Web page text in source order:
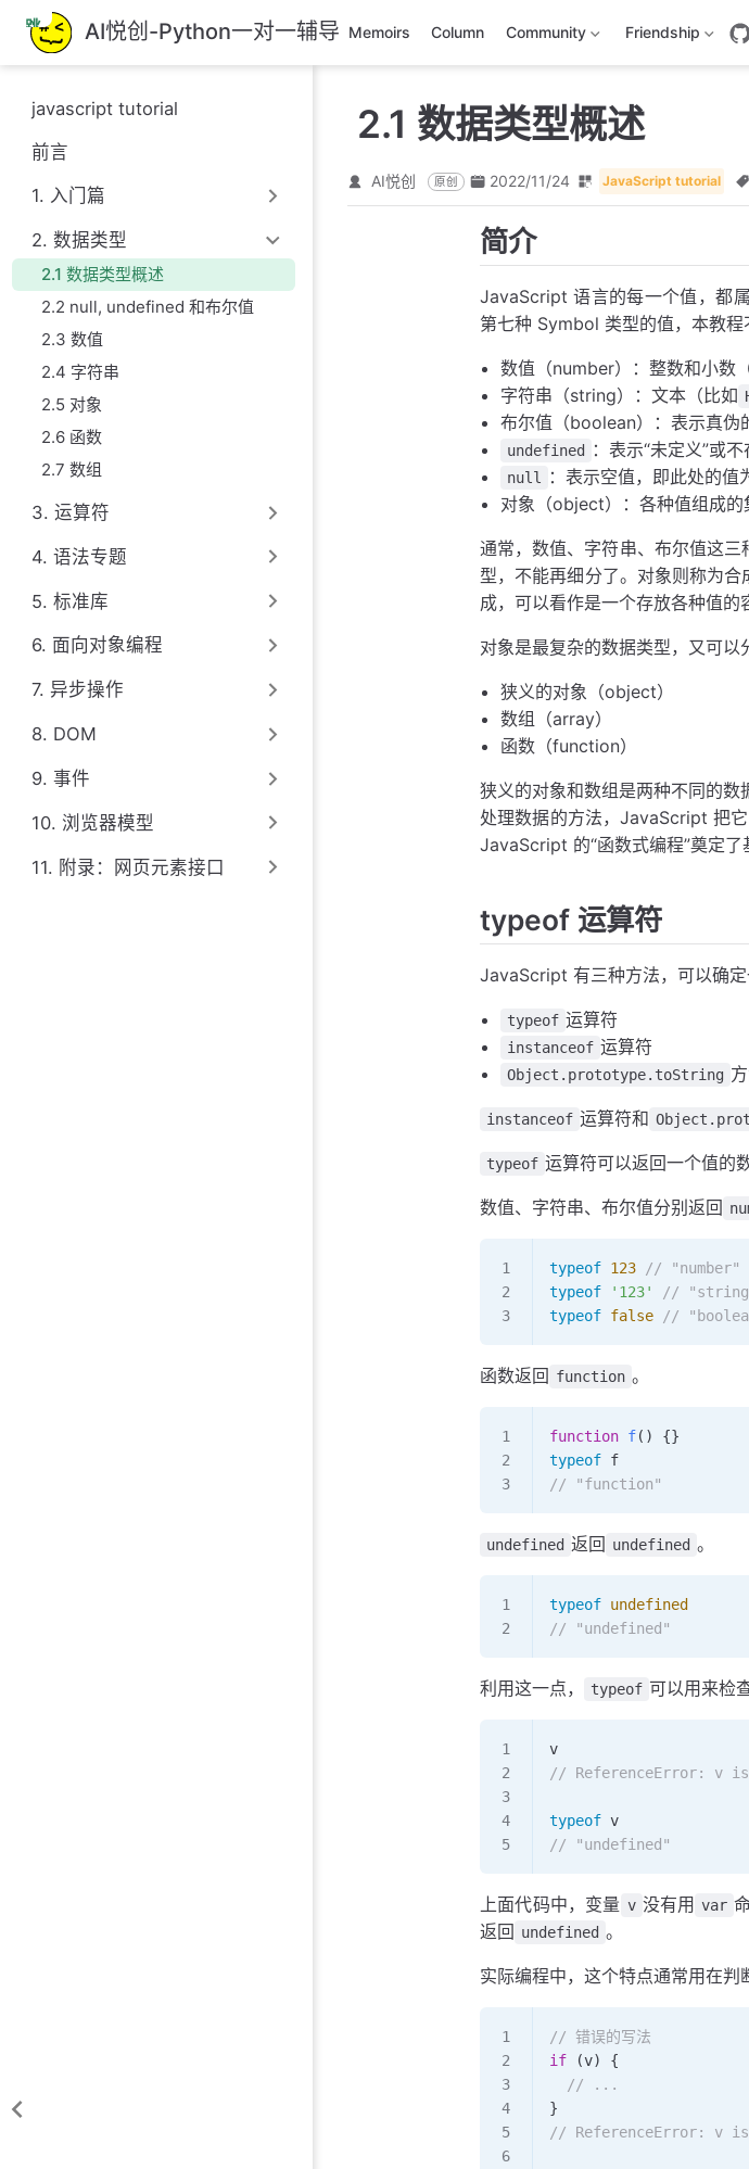
跳
至
主
內
容
AI悦创-Python一对一辅导 Memoirs Column Community Friendship
javascript tutorial
前言
1. 入门篇
2. 数据类型
2.1 数据类型概述
2.2 null, undefined 和布尔值
2.3 数值
2.4 字符串
2.5 对象
2.6 函数
2.7 数组
3. 运算符
4. 语法专题
5. 标准库
6. 面向对象编程
7. 异步操作
8. DOM
9. 事件
10. 浏览器模型
11. 附录：网页元素接口
2.1 数据类型概述
AI悦创 原创 2022/11/24 JavaScript tutorial
简介
JavaScript 语言的每一个值，都
第七种 Symbol 类型的值，本教程
数值（number）：整数和小数
字符串（string）：文本（比如
布尔值（boolean）：表示真伪
undefined ：表示“未定义”或
null
：表示空值，即此处的值
对象（object）：各种值组成的
通常，数值、字符串、布尔值这
型，不能再细分了。对象则称为
成，可以看作是一个存放各种值的
对象是最复杂的数据类型，又可以
狭义的对象（object）
数组（array）
函数（function）
狭义的对象和数组是两种不同的数
处理数据的方法，JavaScript 把
JavaScript 的“函数式编程”奠定了
typeof 运算符
JavaScript 有三种方法，可以确定
typeof 运算符
instanceof 运算符
Object.prototype.toString
instanceof 运算符和
typeof 运算符可以返回一个值的
数值、字符串、布尔值分别返回
typeof 123 // "number"
typeof '123'
//
typeof false //
函数返回 function 。
function f() {}
typeof f
// "function"
undefined 返回 undefined 。
typeof undefined
// "undefined"
利用这一点， typeof 可以用来检
v
// ReferenceError: v
typeof v
// "undefined"
上面代码中，变量 v 没有用 var
返回 undefined 。
实际编程中，这个特点通常用在判
// 错误的写法
if (v) {
  // ...
}
// ReferenceError: v